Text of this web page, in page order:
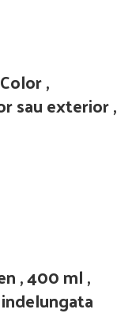
,
sau exterior ,
, 400 ml ,